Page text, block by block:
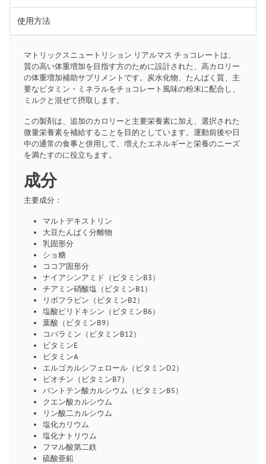
使用方法
マトリックスニュートリション リアルマス チョコレートは、
質の高い体重増加を目指す方のために設計された、高カロリー
の体重増加補助サプリメントです。炭水化物、たんぱく質、主
要なビタミン・ミネラルをチョコレート風味の粉末に配合し、
ミルクと混ぜて摂取します。
この製剤は、追加のカロリーと主要栄養素に加え、選択された
微量栄養素を補給することを目的としています。運動前後や日
中の通常の食事と併用して、増えたエネルギーと栄養のニーズ
を満たすのに役立ちます。
成分
主要成分：
マルトデキストリン
大豆たんぱく分離物
乳固形分
ショ糖
ココア固形分
ナイアシンアミド（ビタミンB3）
チアミン硝酸塩（ビタミンB1）
リボフラビン（ビタミンB2）
塩酸ピリドキシン（ビタミンB6）
葉酸（ビタミンB9）
コバラミン（ビタミンB12）
ビタミンE
ビタミンA
エルゴカルシフェロール（ビタミンD2）
ビオチン（ビタミンB7）
パントテン酸カルシウム（ビタミンB5）
クエン酸カルシウム
リン酸二カルシウム
塩化カリウム
塩化ナトリウム
フマル酸第二鉄
硫酸亜鉛